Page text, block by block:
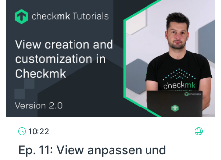
10:22
Ep. 11: View anpassen und